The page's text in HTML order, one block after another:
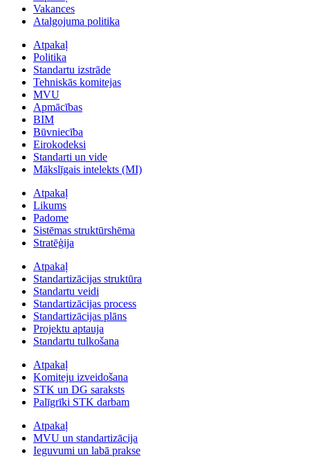
Vakances
Atalgojuma politika
Atpakaļ
Politika
Standartu izstrāde
Tehniskās komitejas
MVU
Apmācības
BIM
Būvniecība
Eirokodeksi
Standarti un vide
Mākslīgais intelekts (MI)
Atpakaļ
Likums
Padome
Sistēmas struktūrshēma
Stratēģija
Atpakaļ
Standartizācijas struktūra
Standartu veidi
Standartizācijas process
Standartizācijas plāns
Projektu aptauja
Standartu tulkošana
Atpakaļ
Komiteju izveidošana
STK un DG saraksts
Palīgrīki STK darbam
Atpakaļ
MVU un standartizācija
Ieguvumi un labā prakse